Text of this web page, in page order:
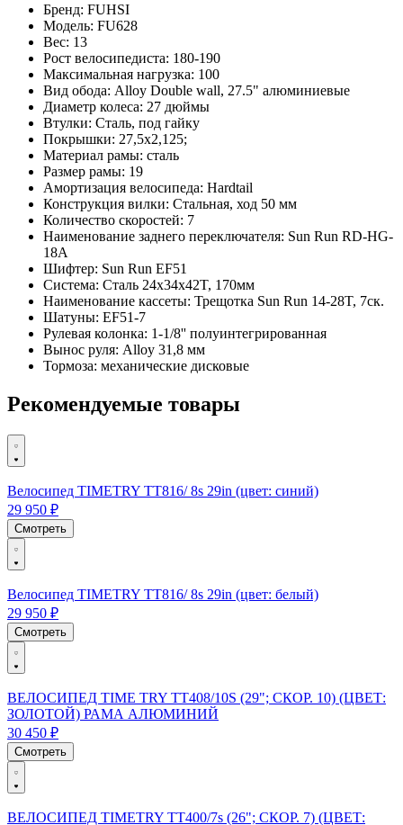
Бренд: FUHSI
Модель: FU628
Вес: 13
Рост велосипедиста: 180-190
Максимальная нагрузка: 100
Вид обода: Alloy Double wall, 27.5" алюминиевые
Диаметр колеса: 27 дюймы
Втулки: Сталь, под гайку
Покрышки: 27,5х2,125;
Материал рамы: сталь
Размер рамы: 19
Амортизация велосипеда: Hardtail
Конструкция вилки: Стальная, ход 50 мм
Количество скоростей: 7
Наименование заднего переключателя: Sun Run RD-HG-
18A
Шифтер: Sun Run EF51
Система: Сталь 24x34x42T, 170мм
Наименование кассеты: Трещотка Sun Run 14-28T, 7ск.
Шатуны: EF51-7
Рулевая колонка: 1-1/8'' полуинтегрированная
Вынос руля: Alloy 31,8 мм
Тормоза: механические дисковые
Рекомендуемые товары
Велосипед TIMETRY TT816/ 8s 29in (цвет: синий)
29 950 ₽
Смотреть
Велосипед TIMETRY TT816/ 8s 29in (цвет: белый)
29 950 ₽
Смотреть
ВЕЛОСИПЕД TIME TRY TT408/10S (29"; СКОР. 10) (ЦВЕТ:
ЗОЛОТОЙ) РАМА АЛЮМИНИЙ
30 450 ₽
Смотреть
ВЕЛОСИПЕД TIMETRY TT400/7s (26"; СКОР. 7) (ЦВЕТ: